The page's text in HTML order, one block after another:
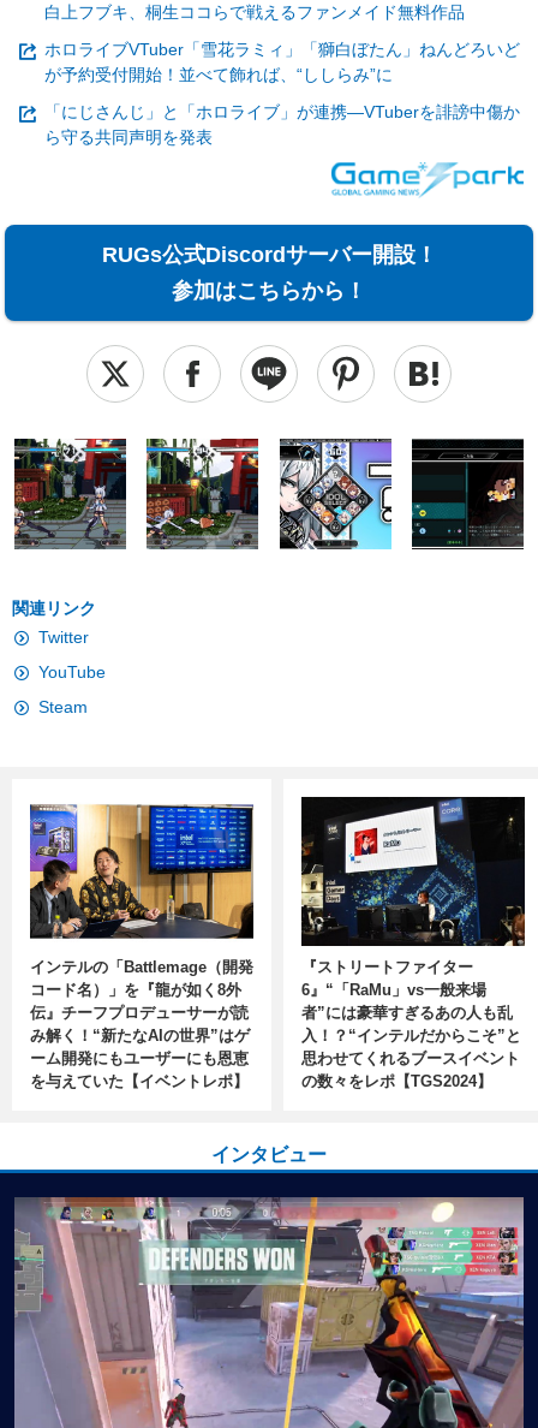
白上フブキ、桐生ココらで戦えるファンメイド無料作品
ホロライブVTuber「雪花ラミィ」「獅白ぼたん」ねんどろいど
が予約受付開始！並べて飾れば、“ししらみ”に
「にじさんじ」と「ホロライブ」が連携―VTuberを誹謗中傷か
ら守る共同声明を発表
RUGs公式Discordサーバー開設！
参加はこちらから！
関連リンク
Twitter
YouTube
Steam
インテルの「Battlemage（開発
コード名）」を『龍が如く8外
伝』チーフプロデューサーが読
み解く！“新たなAIの世界”はゲ
ーム開発にもユーザーにも恩恵
を与えていた【イベントレポ】
『ストリートファイター
6』“「RaMu」vs一般来場
者”には豪華すぎるあの人も乱
入！？“インテルだからこそ”と
思わせてくれるブースイベント
の数々をレポ【TGS2024】
インタビュー